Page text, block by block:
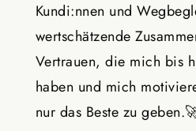
Kundi:nnen und
wertschätzende
Vertrauen, die mich bis
haben und mich
nur das Beste zu geben.